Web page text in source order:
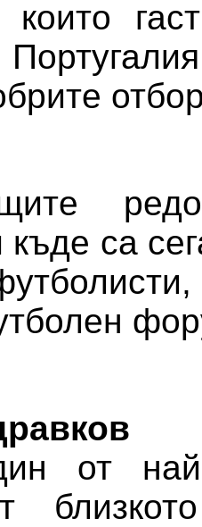
които
са
от